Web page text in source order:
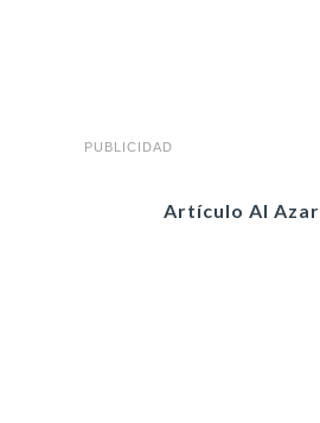
PUBLICIDAD
Artículo Al Azar